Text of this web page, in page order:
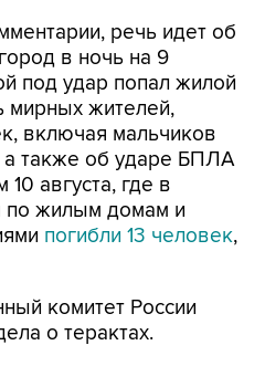
речь идет об
в ночь на 9
под удар попал жилой
мирных жителей,
включая мальчиков
а также об ударе БПЛА
августа, где в
по жилым домам и
погибли 13 человек,
комитет России
о терактах.